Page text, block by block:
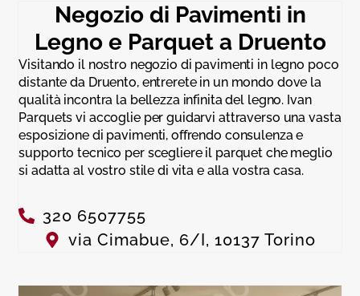
Negozio di Pavimenti in
Legno e Parquet a Druento
Visitando il nostro negozio di pavimenti in legno poco
distante da Druento, entrerete in un mondo dove la
qualità incontra la bellezza infinita del legno. Ivan
Parquets vi accoglie per guidarvi attraverso una vasta
esposizione di pavimenti, offrendo consulenza e
supporto tecnico per scegliere il parquet che meglio
si adatta al vostro stile di vita e alla vostra casa.
320 6507755
via Cimabue, 6/I, 10137 Torino